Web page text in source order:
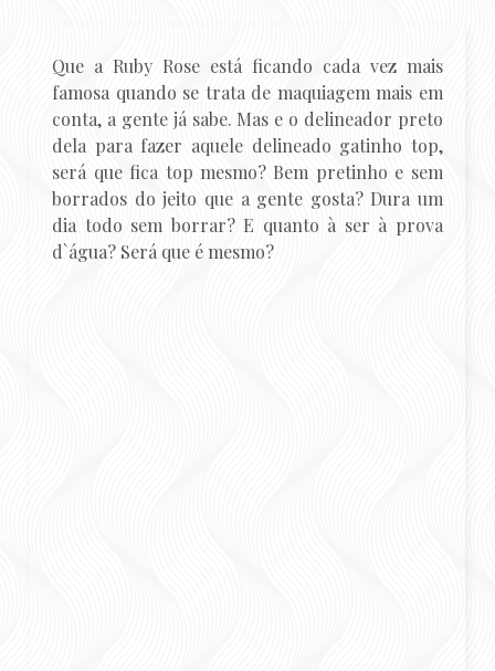
Que a Ruby Rose está ficando cada vez mais
famosa quando se trata de maquiagem mais em
conta, a gente já sabe. Mas e o delineador preto
dela para fazer aquele delineado gatinho top,
será que fica top mesmo? Bem pretinho e sem
borrados do jeito que a gente gosta? Dura um
dia todo sem borrar? E quanto à ser à prova
d`água? Será que é mesmo?